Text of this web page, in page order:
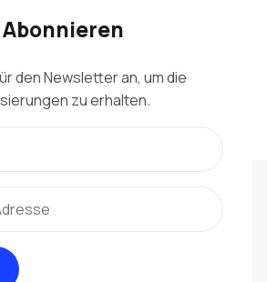
Abonnieren
den Newsletter an, um die
zu erhalten.